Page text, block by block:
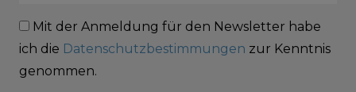
Mit der Anmeldung für den Newsletter habe
ich die Datenschutzbestimmungen zur Kenntnis
genommen.